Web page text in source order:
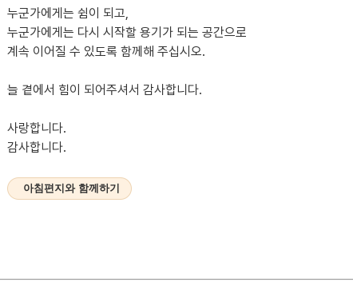
누군가에게는 쉼이 되고,
누군가에게는 다시 시작할 용기가 되는 공간으로
계속 이어질 수 있도록 함께해 주십시오.
늘 곁에서 힘이 되어주셔서 감사합니다.
사랑합니다.
감사합니다.
아침편지와 함께하기